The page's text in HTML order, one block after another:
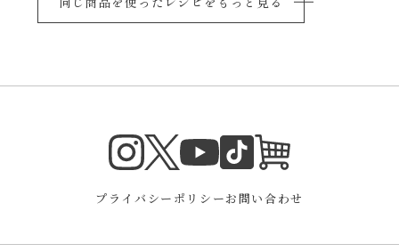
Instagram
TwitterYouTube
TikTok
プライバシーポリシーお問い合わせ